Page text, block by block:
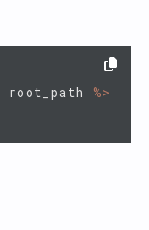
root_path %>